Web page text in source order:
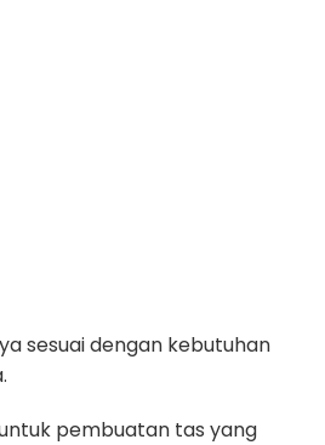
sesuai dengan kebutuhan
pembuatan tas yang